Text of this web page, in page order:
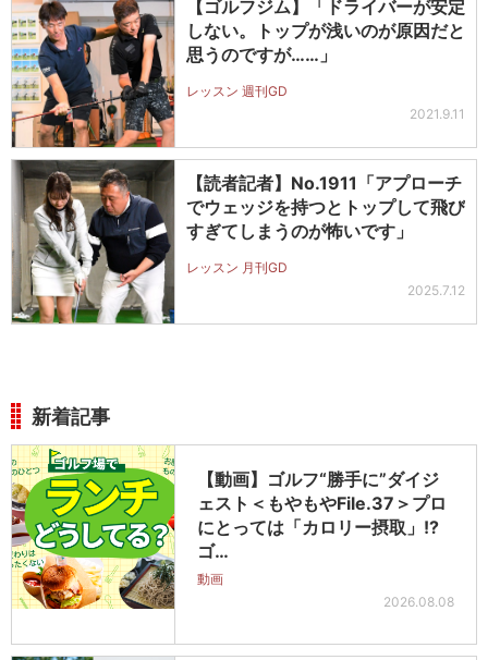
【ゴルフジム】「ドライバーが安定
しない。トップが浅いのが原因だと
思うのですが……」
レッスン 週刊GD
2021.9.11
【読者記者】No.1911「アプローチ
でウェッジを持つとトップして飛び
すぎてしまうのが怖いです」
レッスン 月刊GD
2025.7.12
新着記事
【動画】ゴルフ“勝手に”ダイジ
ェスト＜もやもやFile.37＞プロ
にとっては「カロリー摂取」!?
ゴ…
動画
2026.08.08